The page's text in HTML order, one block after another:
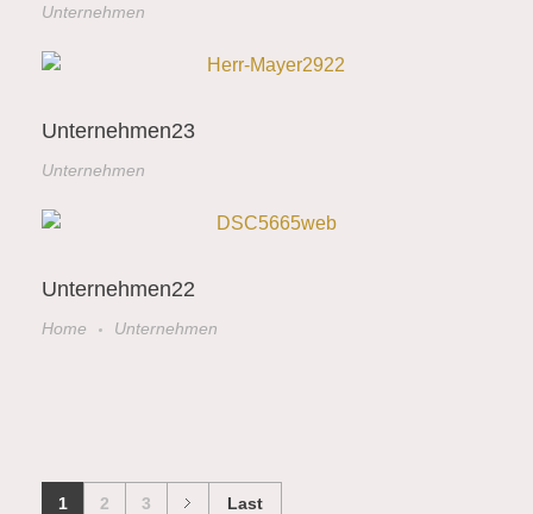
Unternehmen
Unternehmen23
Unternehmen
Unternehmen22
Home Unternehmen
1 2 3 Last